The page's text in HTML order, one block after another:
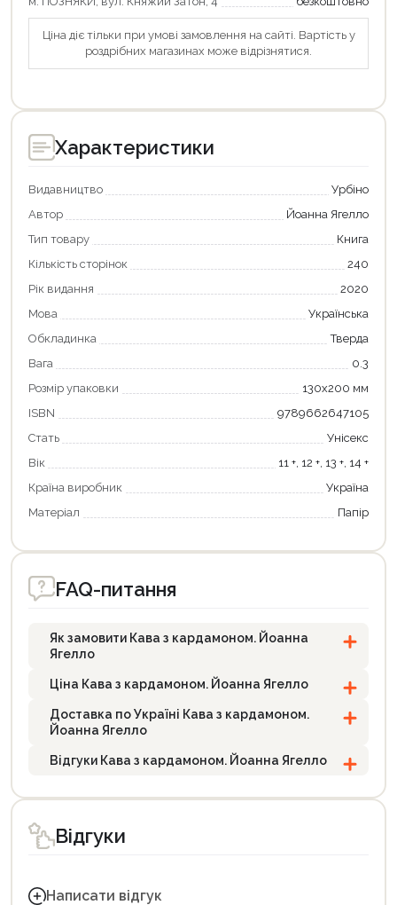
Ціна діє тільки при умові замовлення на сайті. Вартість у
роздрібних магазинах може відрізнятися.
Характеристики
Видавництво
Урбіно
Автор
Йоанна Ягелло
Тип товару
Книга
Кількість сторінок
240
Рік видання
2020
Мова
Українська
Обкладинка
Тверда
Вага
0.3
Розмір упаковки
130х200 мм
ISBN
9789662647105
Стать
Унісекс
Вік
11 +, 12 +, 13 +, 14 +
Країна виробник
Україна
Матеріал
Папір
FAQ-питання
Як замовити Кава з кардамоном. Йоанна
Ягелло
Ціна Кава з кардамоном. Йоанна Ягелло
Доставка по Україні Кава з кардамоном.
Йоанна Ягелло
Відгуки Кава з кардамоном. Йоанна Ягелло
Відгуки
Написати відгук
Продовжити покупки